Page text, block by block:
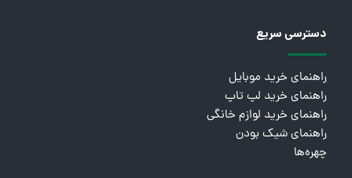
دسترسی سریع
راهنمای خرید موبایل
راهنمای خرید لپ تاپ
راهنمای خرید لوازم خانگی
راهنمای شیک بودن
چهره‌ها